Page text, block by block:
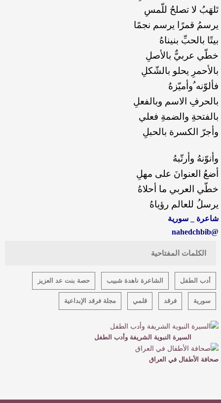
تَلهَبُ لا تصلحُ للّمسِ
يرسمُ قمرًا يرسم نجمًا
بيتًا بالحبِّ بنيناهُ
خطّي عربيٌّ بالأصلِ
بالأحمرِ يحلو بالشّكلِ
فألوّنه ُوأميّزهُ
بالحرفِ الاسم وبالفعلِ
بالفتحةِ والضمةِ فعلي
وأجرّ الكسرة بالحبلِ
وأنوّنهُ وأرتّبهُ
أضعُ العنوانَ على مهلِ
خطّي العربي ما أحلاهُ
يرسلُ للعالم رؤياهُ
شاعرة _ سورية
@nahedchbib
الكلمات المفتاحية
أدب الطفل الشاعرة ناهدة شبيب حصة بنت عد العزيز
سورية فرقد قلمي مجلة فرقد الإبداعية
السيرة النبوية الشريفة وأدب الطفل
صحافة الأطفال في العراق